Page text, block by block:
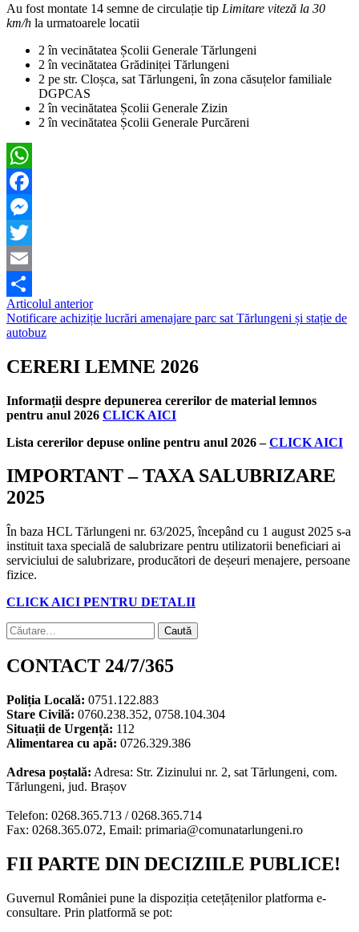
Au fost montate 14 semne de circulație tip Limitare viteză la 30
km/h la urmatoarele locatii
2 în vecinătatea Școlii Generale Tărlungeni
2 în vecinătatea Grădiniței Tărlungeni
2 pe str. Cloșca, sat Tărlungeni, în zona căsuțelor familiale
DGPCAS
2 în vecinătatea Școlii Generale Zizin
2 în vecinătatea Școlii Generale Purcăreni
WhatsApp
Facebook
Messenger
Twitter
Email
Partajează
Navigare
în
Articolul anterior
Notificare achiziție lucrări amenajare parc sat Tărlungeni și stație de
autobuz
CERERI LEMNE 2026
Informații despre depunerea cererilor de material lemnos
pentru anul 2026 CLICK AICI
Lista cererilor depuse online pentru anul 2026 –CLICK AICI
IMPORTANT – TAXA SALUBRIZARE
2025
În baza HCL Tărlungeni nr. 63/2025, începând cu 1 august 2025 s-a
instituit taxa specială de salubrizare pentru utilizatorii beneficiari ai
serviciului de salubrizare, producători de deșeuri menajere, persoane
fizice.
CLICK AICI PENTRU DETALII
Caută
după:
CONTACT 24/7/365
Poliția Locală: 0751.122.883
Stare Civilă: 0760.238.352, 0758.104.304
Situații de Urgență: 112
Alimentarea cu apă: 0726.329.386
Adresa poștală: Adresa: Str. Zizinului nr. 2, sat Tărlungeni, com.
Tărlungeni, jud. Brașov
Telefon: 0268.365.713 / 0268.365.714
Fax: 0268.365.072, Email: primaria@comunatarlungeni.ro
FII PARTE DIN DECIZIILE PUBLICE!
Guvernul României pune la dispoziția cetețățenilor platforma e-
consultare. Prin platformă se pot: